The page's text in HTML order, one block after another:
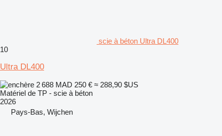
scie à béton Ultra DL400
10
Ultra DL400
2 688 MAD 250 € ≈ 288,90 $US
Matériel de TP - scie à béton
2026
Pays-Bas, Wijchen